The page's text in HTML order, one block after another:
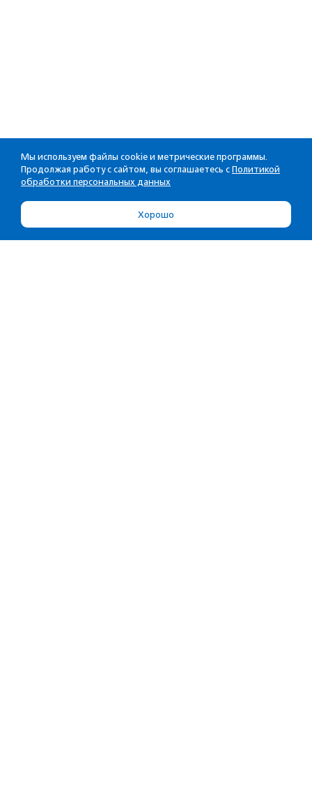
Мы используем файлы cookie и метрические программы.
Продолжая работу с сайтом, вы соглашаетесь с Политикой
обработки персональных данных
Хорошо